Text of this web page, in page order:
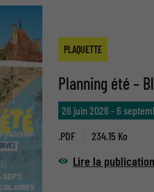
PLAQUETTE
Planning été –
26 juin 2026 -6
.PDF
234.15 Ko
Lire la publication